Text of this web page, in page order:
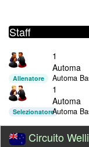
Staff
1
Automa
Allenatore Automa
1
Automa
SelezionatoreAutoma
Circuito